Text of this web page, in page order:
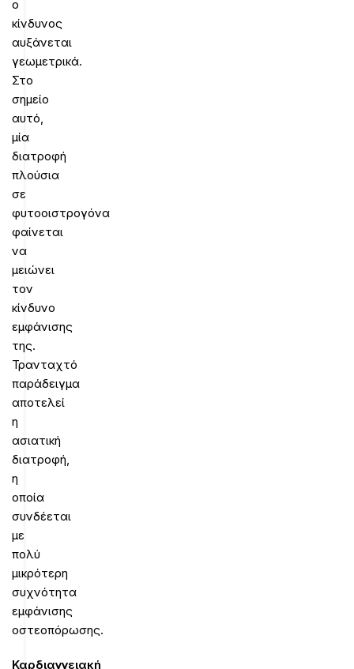
ο
κίνδυνος
αυξάνεται
γεωμετρικά.
Στο
σημείο
αυτό,
μία
διατροφή
πλούσια
σε
φυτοοιστρογόνα
φαίνεται
να
μειώνει
τον
κίνδυνο
εμφάνισης
της.
Τρανταχτό
παράδειγμα
αποτελεί
η
ασιατική
διατροφή,
η
οποία
συνδέεται
με
πολύ
μικρότερη
συχνότητα
εμφάνισης
οστεοπόρωσης.
Καρδιαγγειακή